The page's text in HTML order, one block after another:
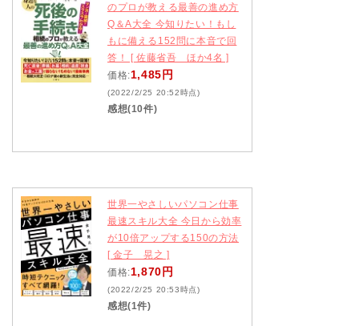
のプロが教える最善の進め方
Q＆A大全 今知りたい！もし
もに備える152問に本音で回
答！ [ 佐藤省吾 ほか4名 ]
価格:1,485円
(2022/2/25 20:52時点)
感想(10件)
世界一やさしいパソコン仕事
最速スキル大全 今日から効率
が10倍アップする150の方法
[ 金子 晃之 ]
価格:1,870円
(2022/2/25 20:53時点)
感想(1件)